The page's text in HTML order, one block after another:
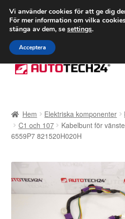
FRAKT
Ring 766 924 713
Hoppa
till
Hoppa
till
Betalningar
Hem Elektriska komponenter
C1 och 107
Kabelbunt för
6559P7 821520H020H
Vi använder cookies för att ge dig
För mer information om vilka
stänga av dem, se settings.
Acceptera